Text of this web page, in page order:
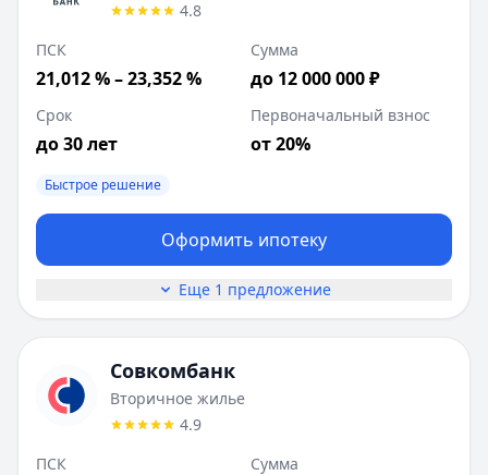
4.8
ПСК
21,012 % – 23,352 %
Сумма
до 12 000 000 ₽
Срок
до 30 лет
Первоначальный взнос
от 20%
Быстрое решение
Оформить ипотеку
Еще 1 предложение
Совкомбанк
Вторичное жилье
4.9
ПСК
Сумма